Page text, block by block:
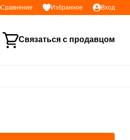
Сравнение Избранное Вход
Связаться с продавцом